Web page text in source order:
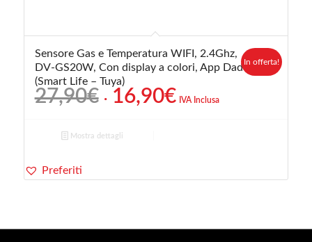
Sensore Gas e Temperatura WIFI, 2.4Ghz,
DV-GS20W, Con display a colori, App Dadvu
(Smart Life – Tuya)
27,90€ Il
prezzo
originale
era:
16,90€IlIVA Inclusa
In offerta!
Mostra dettagli
Preferiti